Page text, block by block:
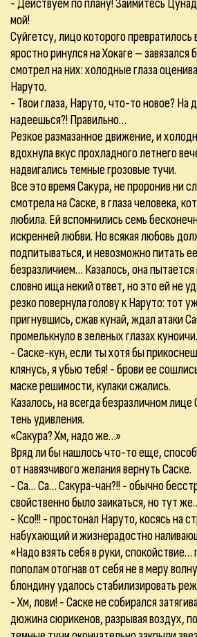
- Действуем по плану! Займитесь
мой!
Суйгетсу, лицо которого
яростно ринулся на Хокаге –
смотрел на них: холодные глаза
Наруто.
- Твои глаза, Наруто, что-то новое? На
надеешься?! Правильно…
Резкое размазанное движение, и
вдохнула вкус прохладного летнего
надвигались темные грозовые тучи.
Все это время Сакура, не проронив ни
смотрела на Саске, в глаза человека,
любила. Ей вспомнились семь
искренней любви. Но всякая любовь
подпитываться, и невозможно питать
безразличием… Казалось, она пытается
словно ища некий ответ, но это ей не
резко повернула голову к Наруто: тот
пригнувшись, сжав кунай, ждал атаки
промелькнуло в зеленых глазах куноичи.
- Саске-кун, если ты хотя бы
клянусь, я убью тебя! - брови ее
маске решимости, кулаки сжались.
Казалось, на всегда безразличном
тень удивления.
«Сакура? Хм, надо же…»
Вряд ли бы нашлось что-то еще,
от навязчивого желания вернуть Саске.
- Са… Са… Сакура-чан?!! - обычно
свойственно было заикаться, но тут
- Ксо!!! - простонал Наруто, косясь на
набухающий и жизнерадостно
«Надо взять себя в руки,
пополам отогнав от себя не в меру
блондину удалось стабилизировать
- Хм, лови! - Саске не собирался
дюжина сюрикенов, разрывая воздух,